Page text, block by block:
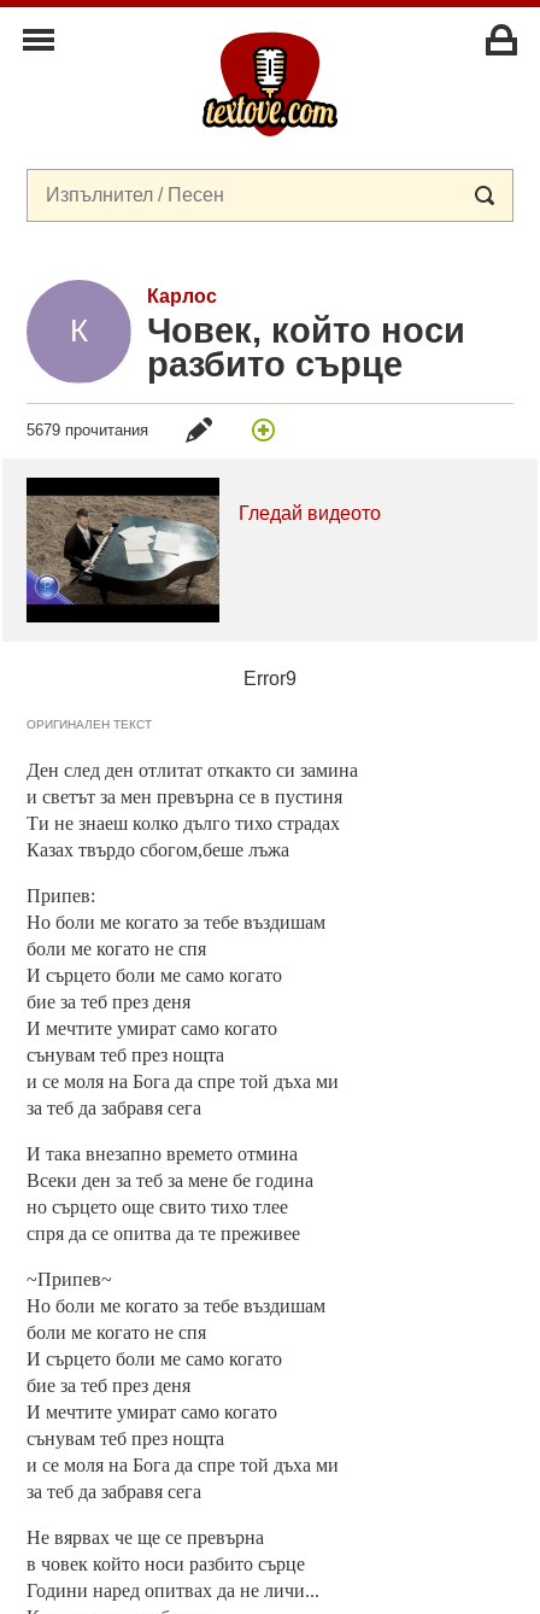
Карлос
Човек, който носи
разбито сърце
5679 прочитания
Гледай видеото
Error9
ОРИГИНАЛЕН ТЕКСТ
Ден след ден отлитат откакто си замина
и светът за мен превърна се в пустиня
Ти не знаеш колко дълго тихо страдах
Казах твърдо сбогом,беше лъжа
Припев:
Но боли ме когато за тебе въздишам
боли ме когато не спя
И сърцето боли ме само когато
бие за теб през деня
И мечтите умират само когато
сънувам теб през нощта
и се моля на Бога да спре той дъха ми
за теб да забравя сега
И така внезапно времето отмина
Всеки ден за теб за мене бе година
но сърцето още свито тихо тлее
спря да се опитва да те преживее
~Припев~
Но боли ме когато за тебе въздишам
боли ме когато не спя
И сърцето боли ме само когато
бие за теб през деня
И мечтите умират само когато
сънувам теб през нощта
и се моля на Бога да спре той дъха ми
за теб да забравя сега
Не вярвах че ще се превърна
в човек който носи разбито сърце
Години наред опитвах да не личи...